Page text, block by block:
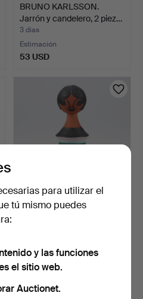
BRUNO KARLSSON.
Jarrón y candelero, 2 piez…
3 días
Estimación
53 USD
ORVOKKI LAINE. FIGURA,
53 USD
para utilizar el
tú mismo puedes
y las funciones
el sitio web.
Auctionet.